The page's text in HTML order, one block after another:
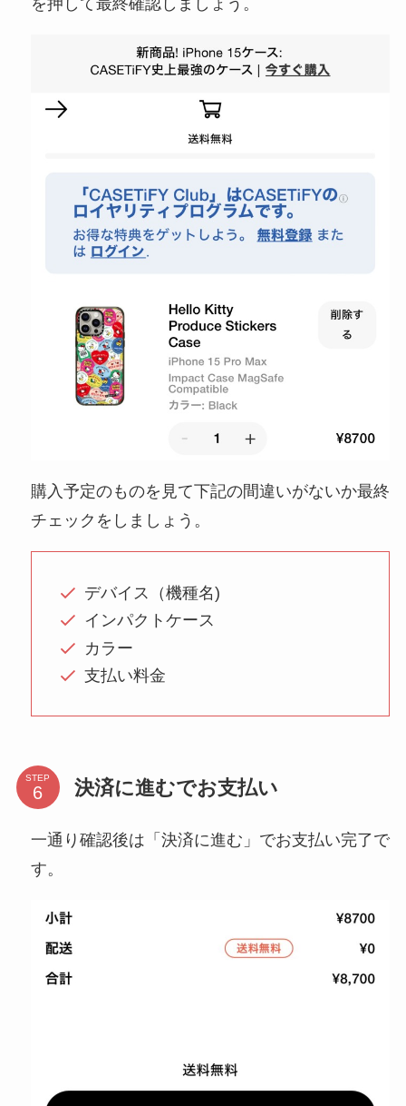
購入予定のものを見て下記の間違いがないか最終
チェックをしましょう。
デバイス（機種名)
インパクトケース
カラー
支払い料金
STEP 決済に進むでお支払い
一通り確認後は「決済に進む」でお支払い完了で
す。